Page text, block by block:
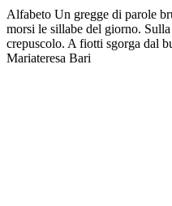
Alfabeto Un gregge di parole
morsi le sillabe del giorno.
crepuscolo. A fiotti sgorga dal
Mariateresa Bari